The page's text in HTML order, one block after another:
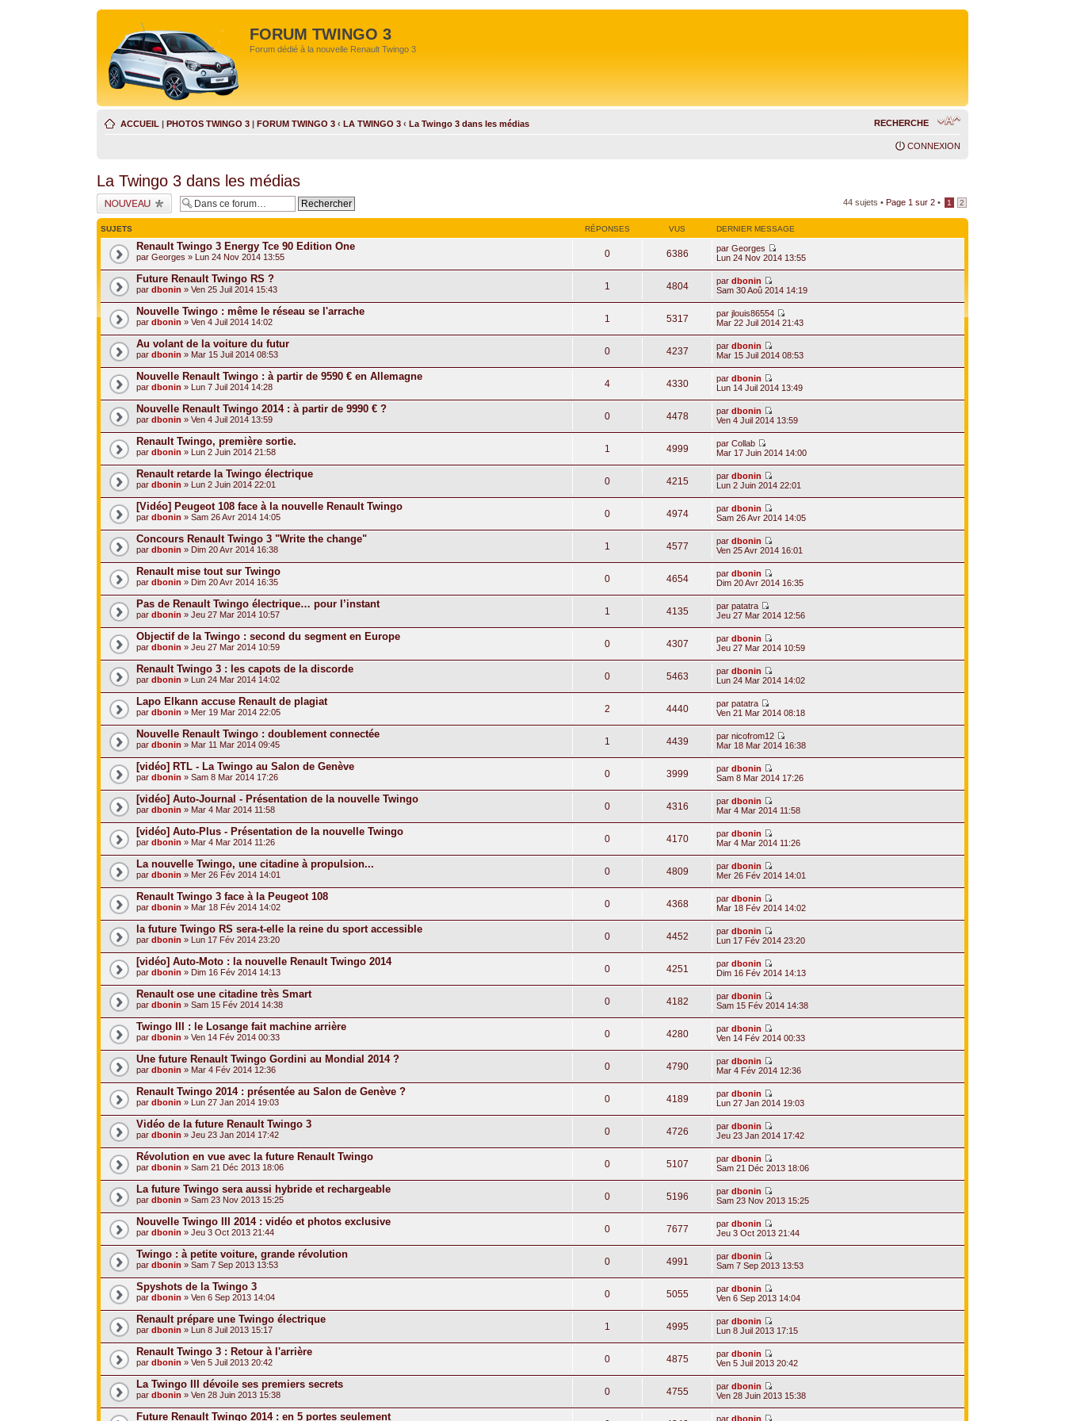
FORUM TWINGO 3
Forum dédié à la nouvelle Renault Twingo 3
ACCUEIL | PHOTOS TWINGO 3 | FORUM TWINGO 3 ‹ LA TWINGO 3 ‹ La Twingo 3 dans les médias RECHERCHE
CONNEXION
La Twingo 3 dans les médias
Écrire un nouveau
sujet
44 sujets • Page 1 sur 2 • 1 2
SUJETS RÉPONSES VUS DERNIER MESSAGE
Renault Twingo 3 Energy Tce 90 Edition One
par Georges » Lun 24 Nov 2014 13:55 0 6386 parGeorges
Lun 24 Nov 2014 13:55
Future Renault Twingo RS ?
par dbonin » Ven 25 Juil 2014 15:43 1 4804 pardbonin
Sam 30 Aoû 2014 14:19
Nouvelle Twingo : même le réseau se l'arrache
par dbonin » Ven 4 Juil 2014 14:02 1 5317 parjlouis86554
Mar 22 Juil 2014 21:43
Au volant de la voiture du futur
par dbonin » Mar 15 Juil 2014 08:53 0 4237 pardbonin
Mar 15 Juil 2014 08:53
Nouvelle Renault Twingo : à partir de 9590 € en Allemagne
par dbonin » Lun 7 Juil 2014 14:28 4 4330 pardbonin
Lun 14 Juil 2014 13:49
Nouvelle Renault Twingo 2014 : à partir de 9990 € ?
par dbonin » Ven 4 Juil 2014 13:59 0 4478 pardbonin
Ven 4 Juil 2014 13:59
Renault Twingo, première sortie.
par dbonin » Lun 2 Juin 2014 21:58 1 4999 parCollab
Mar 17 Juin 2014 14:00
Renault retarde la Twingo électrique
par dbonin » Lun 2 Juin 2014 22:01 0 4215 pardbonin
Lun 2 Juin 2014 22:01
[Vidéo] Peugeot 108 face à la nouvelle Renault Twingo
par dbonin » Sam 26 Avr 2014 14:05 0 4974 pardbonin
Sam 26 Avr 2014 14:05
Concours Renault Twingo 3 "Write the change"
par dbonin » Dim 20 Avr 2014 16:38 1 4577 pardbonin
Ven 25 Avr 2014 16:01
Renault mise tout sur Twingo
par dbonin » Dim 20 Avr 2014 16:35 0 4654 pardbonin
Dim 20 Avr 2014 16:35
Pas de Renault Twingo électrique… pour l’instant
par dbonin » Jeu 27 Mar 2014 10:57 1 4135 parpatatra
Jeu 27 Mar 2014 12:56
Objectif de la Twingo : second du segment en Europe
par dbonin » Jeu 27 Mar 2014 10:59 0 4307 pardbonin
Jeu 27 Mar 2014 10:59
Renault Twingo 3 : les capots de la discorde
par dbonin » Lun 24 Mar 2014 14:02 0 5463 pardbonin
Lun 24 Mar 2014 14:02
Lapo Elkann accuse Renault de plagiat
par dbonin » Mer 19 Mar 2014 22:05 2 4440 parpatatra
Ven 21 Mar 2014 08:18
Nouvelle Renault Twingo : doublement connectée
par dbonin » Mar 11 Mar 2014 09:45 1 4439 parnicofrom12
Mar 18 Mar 2014 16:38
[vidéo] RTL - La Twingo au Salon de Genève
par dbonin » Sam 8 Mar 2014 17:26 0 3999 pardbonin
Sam 8 Mar 2014 17:26
[vidéo] Auto-Journal - Présentation de la nouvelle Twingo
par dbonin » Mar 4 Mar 2014 11:58 0 4316 pardbonin
Mar 4 Mar 2014 11:58
[vidéo] Auto-Plus - Présentation de la nouvelle Twingo
par dbonin » Mar 4 Mar 2014 11:26 0 4170 pardbonin
Mar 4 Mar 2014 11:26
La nouvelle Twingo, une citadine à propulsion...
par dbonin » Mer 26 Fév 2014 14:01 0 4809 pardbonin
Mer 26 Fév 2014 14:01
Renault Twingo 3 face à la Peugeot 108
par dbonin » Mar 18 Fév 2014 14:02 0 4368 pardbonin
Mar 18 Fév 2014 14:02
la future Twingo RS sera-t-elle la reine du sport accessible
par dbonin » Lun 17 Fév 2014 23:20 0 4452 pardbonin
Lun 17 Fév 2014 23:20
[vidéo] Auto-Moto : la nouvelle Renault Twingo 2014
par dbonin » Dim 16 Fév 2014 14:13 0 4251 pardbonin
Dim 16 Fév 2014 14:13
Renault ose une citadine très Smart
par dbonin » Sam 15 Fév 2014 14:38 0 4182 pardbonin
Sam 15 Fév 2014 14:38
Twingo III : le Losange fait machine arrière
par dbonin » Ven 14 Fév 2014 00:33 0 4280 pardbonin
Ven 14 Fév 2014 00:33
Une future Renault Twingo Gordini au Mondial 2014 ?
par dbonin » Mar 4 Fév 2014 12:36 0 4790 pardbonin
Mar 4 Fév 2014 12:36
Renault Twingo 2014 : présentée au Salon de Genève ?
par dbonin » Lun 27 Jan 2014 19:03 0 4189 pardbonin
Lun 27 Jan 2014 19:03
Vidéo de la future Renault Twingo 3
par dbonin » Jeu 23 Jan 2014 17:42 0 4726 pardbonin
Jeu 23 Jan 2014 17:42
Révolution en vue avec la future Renault Twingo
par dbonin » Sam 21 Déc 2013 18:06 0 5107 pardbonin
Sam 21 Déc 2013 18:06
La future Twingo sera aussi hybride et rechargeable
par dbonin » Sam 23 Nov 2013 15:25 0 5196 pardbonin
Sam 23 Nov 2013 15:25
Nouvelle Twingo III 2014 : vidéo et photos exclusive
par dbonin » Jeu 3 Oct 2013 21:44 0 7677 pardbonin
Jeu 3 Oct 2013 21:44
Twingo : à petite voiture, grande révolution
par dbonin » Sam 7 Sep 2013 13:53 0 4991 pardbonin
Sam 7 Sep 2013 13:53
Spyshots de la Twingo 3
par dbonin » Ven 6 Sep 2013 14:04 0 5055 pardbonin
Ven 6 Sep 2013 14:04
Renault prépare une Twingo électrique
par dbonin » Lun 8 Juil 2013 15:17 1 4995 pardbonin
Lun 8 Juil 2013 17:15
Renault Twingo 3 : Retour à l'arrière
par dbonin » Ven 5 Juil 2013 20:42 0 4875 pardbonin
Ven 5 Juil 2013 20:42
La Twingo III dévoile ses premiers secrets
par dbonin » Ven 28 Juin 2013 15:38 0 4755 pardbonin
Ven 28 Juin 2013 15:38
Future Renault Twingo 2014 : en 5 portes seulement pardbonin